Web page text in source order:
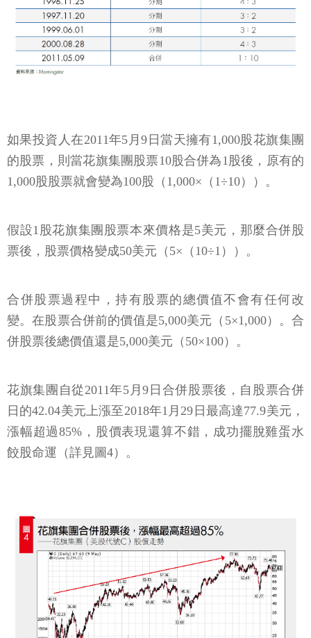
如果投資人在2011年5月9日當天擁有1,000股花旗集團
的股票，則當花旗集團股票10股合併為1股後，原有的
1,000股股票就會變為100股（1,000×（1÷10））。
假設1股花旗集團股票本來價格是5美元，那麼合併股
票後，股票價格變成50美元（5×（10÷1））。
合併股票過程中，持有股票的總價值不會有任何改
變。在股票合併前的價值是5,000美元（5×1,000）。合
併股票後總價值還是5,000美元（50×100）。
花旗集團自從2011年5月9日合併股票後，自股票合併
日的42.04美元上漲至2018年1月29日最高達77.9美元，
漲幅超過85%，股價表現還算不錯，成功擺脫雞蛋水
餃股命運（詳見圖4）。